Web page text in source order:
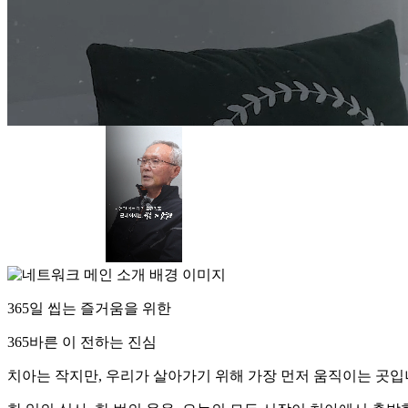
365일 씹는 즐거움을 위한
365바른 이 전하는 진심
치아는 작지만, 우리가 살아가기 위해 가장 먼저 움직이는 곳입